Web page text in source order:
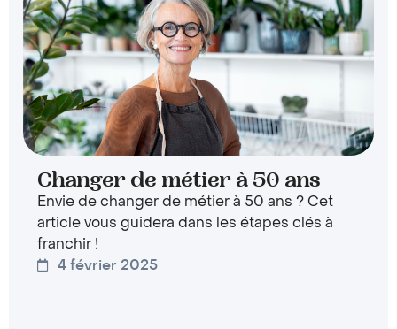
Changer de métier à 50 ans
Envie de changer de métier à 50 ans ? Cet
article vous guidera dans les étapes clés à
franchir !
4 février 2025